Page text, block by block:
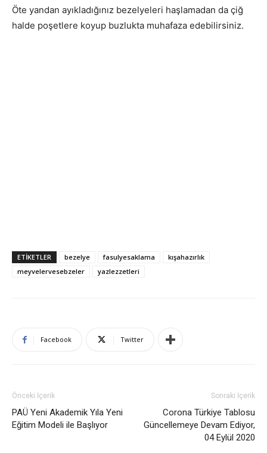
Öte yandan ayıkladığınız bezelyeleri haşlamadan da çiğ
halde poşetlere koyup buzlukta muhafaza edebilirsiniz.
ETIKETLER bezelye fasulyesaklama
kışahazırlık
meyvelervesebzeler
yazlezzetleri
Facebook Twitter
Önceki İçerik
PAÜ Yeni Akademik Yıla Yeni
Eğitim Modeli ile Başlıyor
Sonraki İçerik
Corona Türkiye Tablosu
Güncellemeye Devam Ediyor,
04 Eylül 2020